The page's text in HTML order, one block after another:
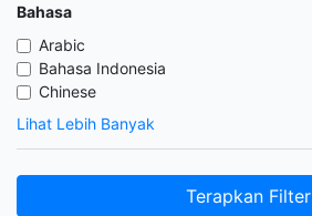
Bahasa
Arabic
Bahasa Indonesia
Chinese
Lihat Lebih Banyak
Terapkan Filter